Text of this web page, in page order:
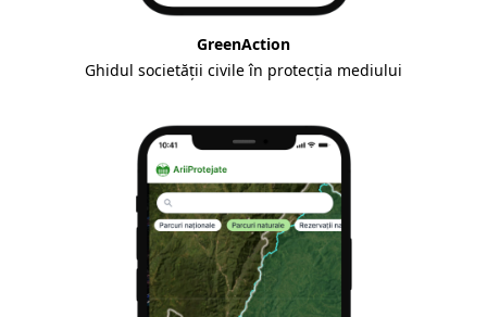
GreenAction
Ghidul societății civile în protecția mediului